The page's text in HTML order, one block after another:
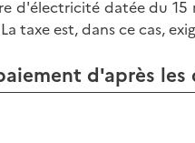
d'électricité datée du
taxe est, dans ce cas,
d'après les